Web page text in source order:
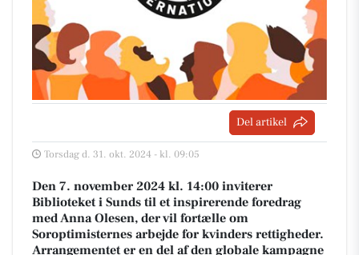
Del artikel
Torsdag d. 31. okt. 2024 - kl. 09:05
Den 7. november 2024 kl. 14:00 inviterer
Biblioteket i Sunds til et inspirerende foredrag
med Anna Olesen, der vil fortælle om
Soroptimisternes arbejde for kvinders rettigheder.
Arrangementet er en del af den globale kampagne